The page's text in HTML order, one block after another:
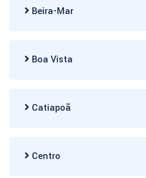
Beira-Mar
Boa Vista
Catiapoã
Centro